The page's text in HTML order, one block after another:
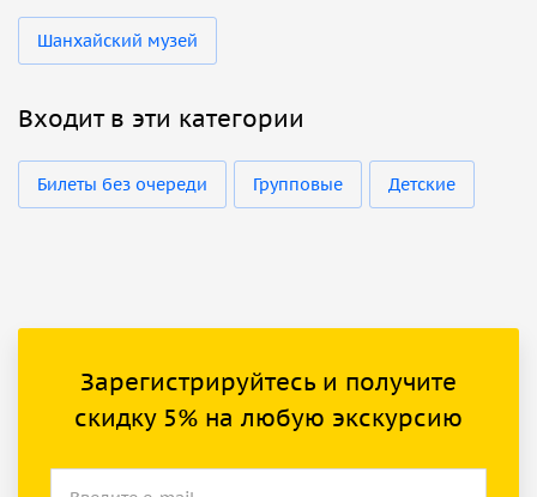
Шанхайский музей
Входит в эти категории
Билеты без очереди Групповые Детские
Зарегистрируйтесь и получите
скидку 5% на любую экскурсию